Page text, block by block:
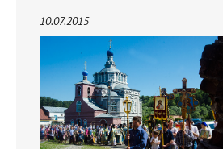
10.07.2015